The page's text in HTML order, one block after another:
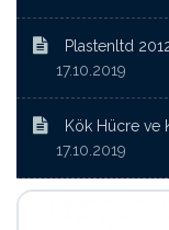
Plastenltd
17.10.2019
Kök Hücre ve
17.10.2019